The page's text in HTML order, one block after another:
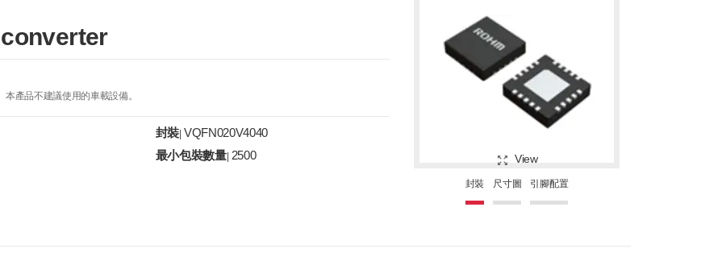
產品不建議使用的車載設備。
封裝 VQFN020V4040
最小包裝數量| 2500
View
封裝 尺寸圖 引腳配置